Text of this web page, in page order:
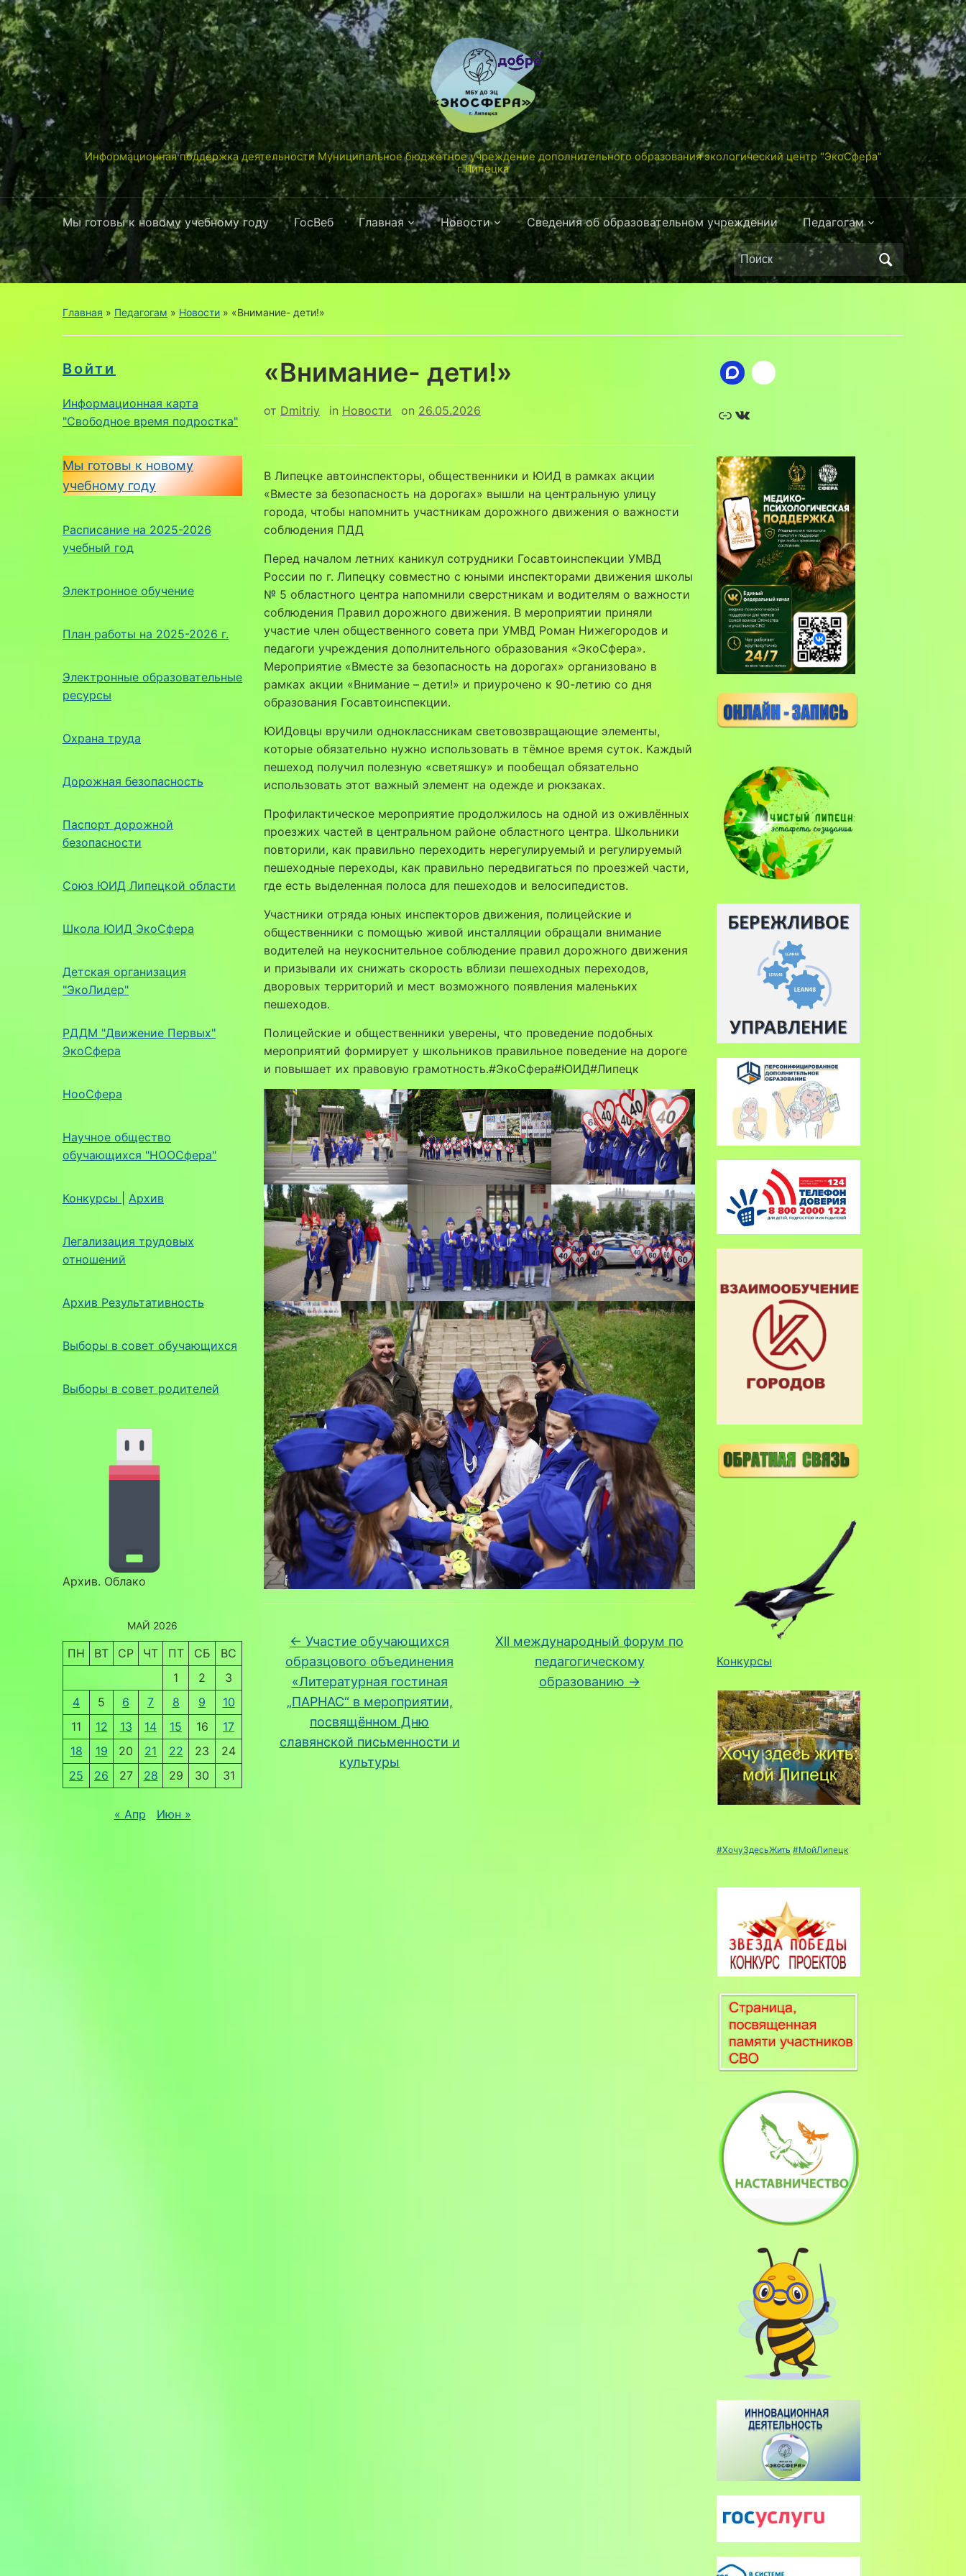
Информационная поддержка деятельности Муниципальное бюджетное учреждение дополнительного образования экологический центр "ЭкоСфера"
г.Липецка
Мы готовы к новому учебному году ГосВеб Главная Новости Сведения об образовательном учреждении Педагогам
Поиск
по:
Главная » Педагогам » Новости » «Внимание- дети!»
Войти
Информационная карта
"Свободное время подростка"
Мы готовы к новому
учебному году
Расписание на 2025-2026
учебный год
Электронное обучение
План работы на 2025-2026 г.
Электронные образовательные
ресурсы
Охрана труда
Дорожная безопасность
Паспорт дорожной
безопасности
Союз ЮИД Липецкой области
Школа ЮИД ЭкоСфера
Детская организация
"ЭкоЛидер"
РДДМ "Движение Первых"
ЭкоСфера
НооСфера
Научное общество
обучающихся "НООСфера"
Конкурсы Архив
Легализация трудовых
отношений
Архив Результативность
Выборы в совет обучающихся
Выборы в совет родителей
Архив. Облако
МАЙ 2026
ПН ВТ СР ЧТ ПТ СБ
ВС
1
2
3
4
5 6 7 8 9
10
11
12 13 14 15 16
17
18
19 20 21 22 23
24
25
26 27 28 29 30 31
« Апр Июн »
«Внимание- дети!»
от Dmitriy in Новости on 26.05.2026
В Липецке автоинспекторы, общественники и ЮИД в рамках акции
«Вместе за безопасность на дорогах» вышли на центральную улицу
города, чтобы напомнить участникам дорожного движения о важности
соблюдения ПДД
⁣Перед началом летних каникул сотрудники Госавтоинспекции УМВД
России по г. Липецку совместно с юными инспекторами движения школы
№ 5 областного центра напомнили сверстникам и водителям о важности
соблюдения Правил дорожного движения. В мероприятии приняли
участие член общественного совета при УМВД Роман Нижегородов и
педагоги учреждения дополнительного образования «ЭкоСфера».
Мероприятие «Вместе за безопасность на дорогах» организовано в
рамках акции «Внимание – дети!» и приурочено к 90-летию со дня
образования Госавтоинспекции.
⁣ЮИДовцы вручили одноклассникам световозвращающие элементы,
которые обязательно нужно использовать в тёмное время суток. Каждый
пешеход получил полезную «светяшку» и пообещал обязательно
использовать этот важный элемент на одежде и рюкзаках.
⁣Профилактическое мероприятие продолжилось на одной из оживлённых
проезжих частей в центральном районе областного центра. Школьники
повторили, как правильно переходить нерегулируемый и регулируемый
пешеходные переходы, как правильно передвигаться по проезжей части,
где есть выделенная полоса для пешеходов и велосипедистов.
⁣Участники отряда юных инспекторов движения, полицейские и
общественники с помощью живой инсталляции обращали внимание
водителей на неукоснительное соблюдение правил дорожного движения
и призывали их снижать скорость вблизи пешеходных переходов,
дворовых территорий и мест возможного появления маленьких
пешеходов.
⁣Полицейские и общественники уверены, что проведение подобных
мероприятий формирует у школьников правильное поведение на дороге
и повышает их правовую грамотность.#ЭкоСфера#ЮИД#Липецк
← Участие обучающихся
образцового объединения
«Литературная гостиная
„ПАРНАС“ в мероприятии,
посвящённом Дню
славянской письменности и
культуры
Xll международный форум по
педагогическому
образованию →
Ссылка
Конкурсы
#ХочуЗдесьЖить #МойЛипецк